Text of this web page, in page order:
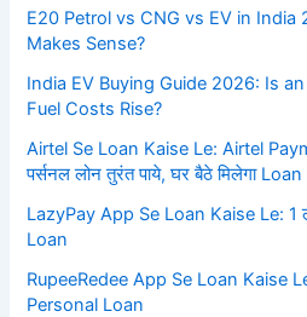
E20 Petrol vs CNG vs EV in India
Makes Sense?
India EV Buying Guide 2026: Is
Fuel Costs Rise?
Airtel Se Loan Kaise Le: Airtel
पर्सनल लोन तुरंत पाये, घर बैठे मिलेगा Loan
LazyPay App Se Loan Kaise Le: 1
Loan
RupeeRedee App Se Loan Kaise
Personal Loan